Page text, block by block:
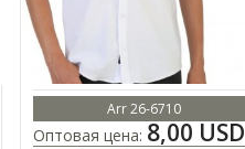
Arr 26-6710
Оптовая цена: 8,00 USD